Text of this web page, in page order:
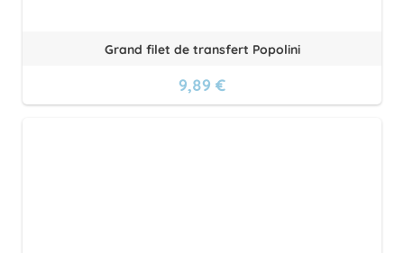
Grand filet de transfert Popolini
9,89 €